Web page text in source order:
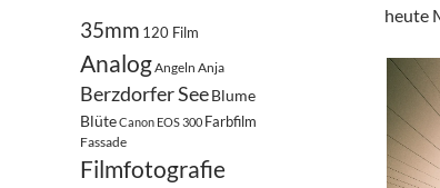
heute
35mm 120 Film
AnalogAngeln Anja
Berzdorfer SeeBlume
BlüteCanon EOS 300 Farbfilm
Fassade
Filmfotografie